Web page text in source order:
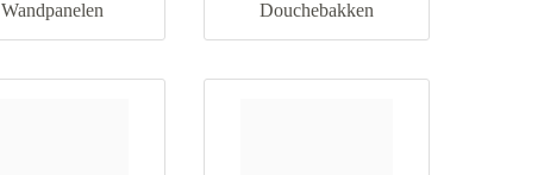
Wandpanelen Douchebakken